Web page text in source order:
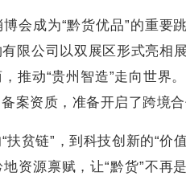
会成为“黔货优品”的重要
限公司以双展区形式亮相
推动“贵州智造”走向世界
案资质，准备开启了跨境合
扶贫链”，到科技创新的“价
资源禀赋，让“黔货”不再